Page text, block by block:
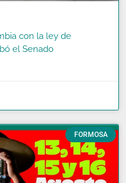
con la ley de
el Senado
FORMOSA